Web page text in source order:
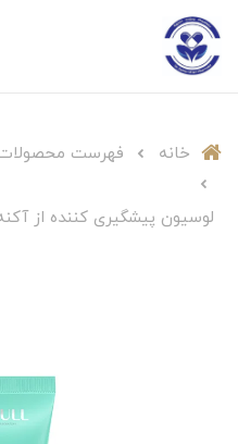
خانه فهرست
لوسیون پیشگیری کننده از